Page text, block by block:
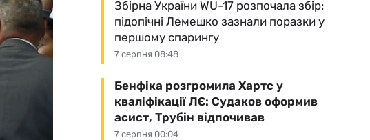
7 серпня 08:48
Збірна України WU-17 розпочала збір:
підопічні Лемешко зазнали поразки у
першому спарингу
7 серпня 00:04
Бенфіка розгромила Хартс у
кваліфікації ЛЄ: Судаков оформив
асист, Трубін відпочивав